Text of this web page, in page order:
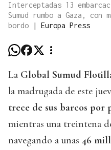
Interceptadas 13
Sumud rumbo a Gaza,
bordo
| Europa Press
La Global Sumud
la madrugada de este
trece de sus barcos por
mientras una treintena
navegando a unas 46